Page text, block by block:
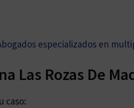
especializados en
Las Rozas De
caso: